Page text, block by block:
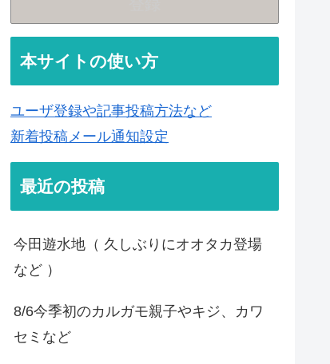
本サイトの使い方
ユーザ登録や記事投稿方法など
新着投稿メール通知設定
最近の投稿
今田遊水地（ 久しぶりにオオタカ登場
など ）
8/6今季初のカルガモ親子やキジ、カワ
セミなど